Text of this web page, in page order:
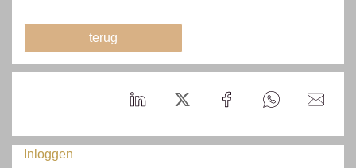
terug
Inloggen